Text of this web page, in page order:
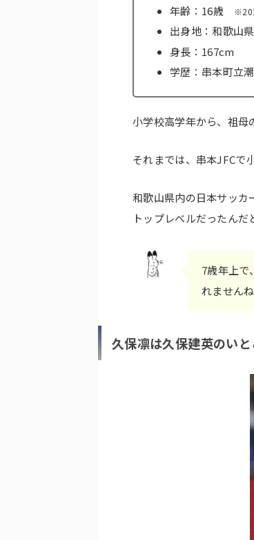
年齢：16歳
出身地：和歌山
身長：167cm
学歴：串本町立
小学校高学年から、祖母
それまでは、串本JFCで
和歌山県内の日本サッ
トップレベルだったんだ
7歳年上で
れませんね
久保凛は久保建英のいと